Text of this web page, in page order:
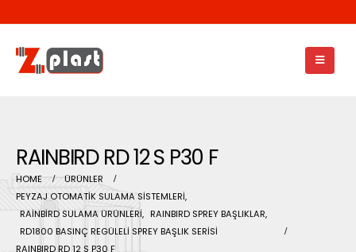
RAINBIRD RD 12 S P30 F
HOME
ÜRÜNLER
PEYZAJ OTOMATİK SULAMA SİSTEMLERİ,
RAİNBİRD SULAMA ÜRÜNLERİ, RAINBIRD SPREY BAŞLIKLAR,
RD1800 BASINÇ REGÜLELİ SPREY BAŞLIK SERİSİ
RAINBIRD RD 12 S P30 F